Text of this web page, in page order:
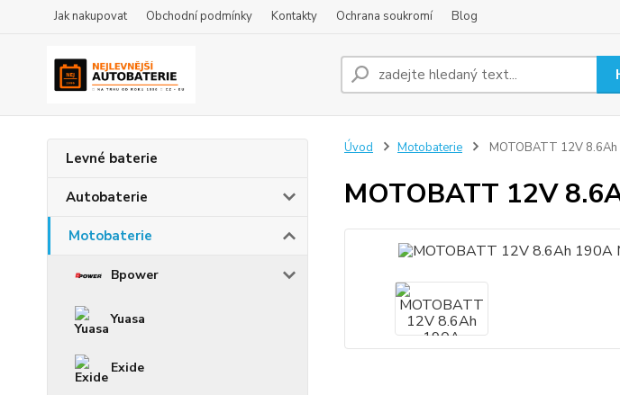
Jak nakupovat Obchodní podmínky Kontakty Ochrana soukromí Blog
Levné baterie
Autobaterie
Motobaterie
Bpower
Yuasa
Exide
Úvod Motobaterie MOTOBATT 12V
MOTOBATT 12V